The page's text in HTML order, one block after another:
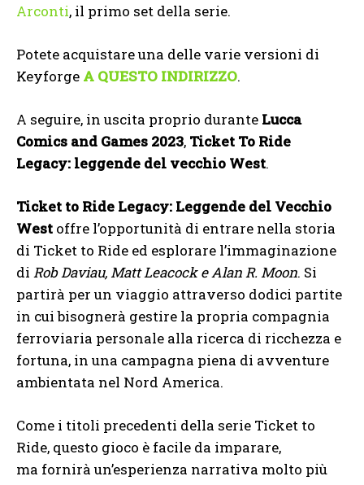
Arconti, il primo set della serie.
Potete acquistare una delle varie versioni di
Keyforge A QUESTO INDIRIZZO.
A seguire, in uscita proprio durante Lucca
Comics and Games 2023, Ticket To Ride
Legacy: leggende del vecchio West.
Ticket to Ride Legacy: Leggende del Vecchio
West offre l’opportunità di entrare nella storia
di Ticket to Ride ed esplorare l’immaginazione
di Rob Daviau, Matt Leacock e Alan R. Moon. Si
partirà per un viaggio attraverso dodici partite
in cui bisognerà gestire la propria compagnia
ferroviaria personale alla ricerca di ricchezza e
fortuna, in una campagna piena di avventure
ambientata nel Nord America.
Come i titoli precedenti della serie Ticket to
Ride, questo gioco è facile da imparare,
ma fornirà un’esperienza narrativa molto più